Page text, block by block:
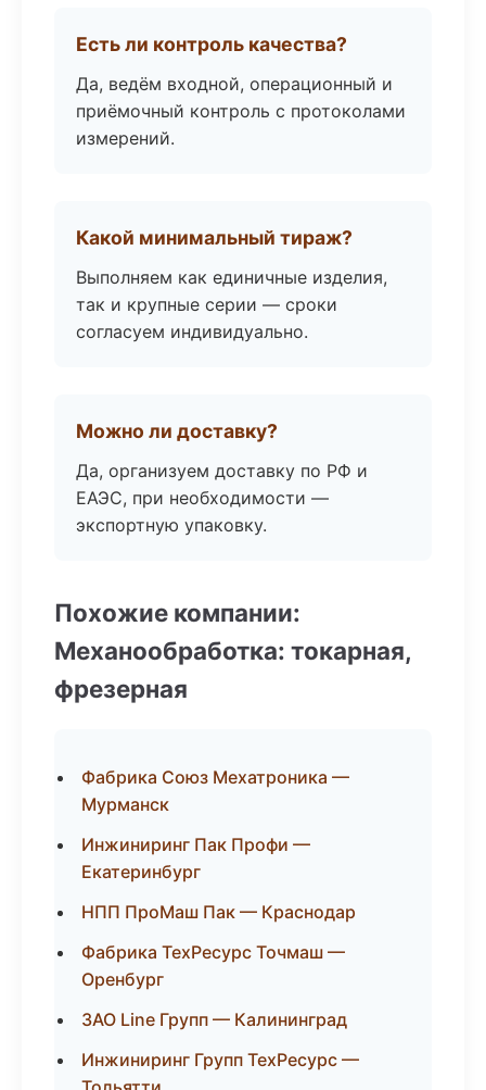
Есть ли контроль качества?
Да, ведём входной, операционный и
приёмочный контроль с протоколами
измерений.
Какой минимальный тираж?
Выполняем как единичные изделия,
так и крупные серии — сроки
согласуем индивидуально.
Можно ли доставку?
Да, организуем доставку по РФ и
ЕАЭС, при необходимости —
экспортную упаковку.
Похожие компании:
Механообработка: токарная,
фрезерная
Фабрика Союз Мехатроника —
Мурманск
Инжиниринг Пак Профи —
Екатеринбург
НПП ПроМаш Пак — Краснодар
Фабрика ТехРесурс Точмаш —
Оренбург
ЗАО Line Групп — Калининград
Инжиниринг Групп ТехРесурс —